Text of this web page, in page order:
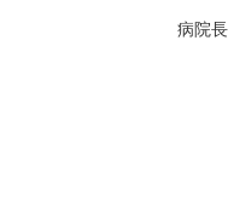
病院長